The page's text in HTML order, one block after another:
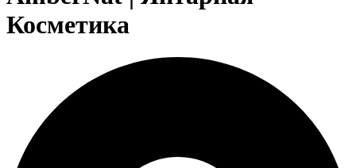
Косметика